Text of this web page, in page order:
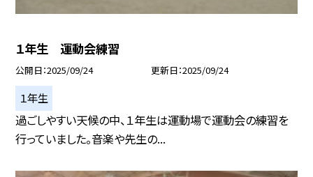
１年生 運動会練習
公開日 2025/09/24 更新日 2025/09/24
１年生
過ごしやすい天候の中、１年生は運動場で運動会の練習を
行っていました。音楽や先生の...